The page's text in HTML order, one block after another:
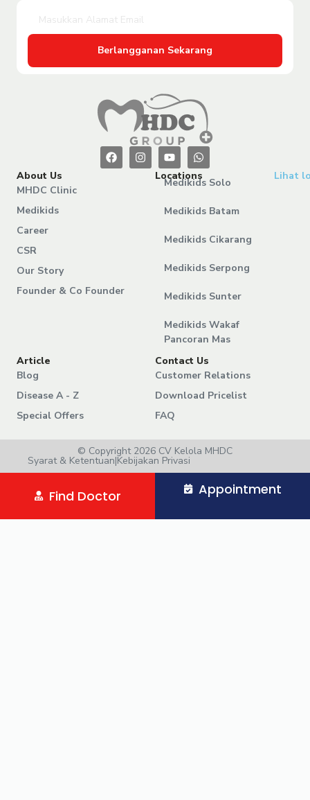
Berlangganan Sekarang
About Us
MHDC Clinic
Medikids
Career
CSR
Our Story
Founder & Co Founder
Locations
Medikids Solo
Medikids Batam
Medikids Cikarang
Medikids Serpong
Medikids Sunter
Medikids Wakaf
Pancoran Mas
Lihat
Article
Blog
Disease A - Z
Special Offers
Contact Us
Customer Relations
Download Pricelist
FAQ
© Copyright 2026 CV Kelola MHDC
Syarat & Ketentuan|Kebijakan Privasi
Find Doctor Appointment